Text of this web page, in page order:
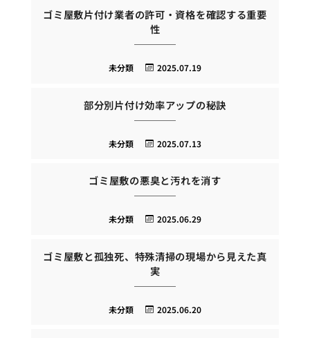
ゴミ屋敷片付け業者の許可・資格を確認する重要
性
2025.07.19
未分類
部分別片付け効率アップの秘訣
2025.07.13
未分類
ゴミ屋敷の悪臭と汚れを消す
2025.06.29
未分類
ゴミ屋敷と孤独死、特殊清掃の現場から見えた真
実
2025.06.20
未分類